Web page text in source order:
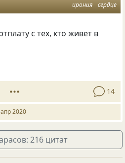
ирония сердце
с тех, кто живет в
14
2020
216 цитат